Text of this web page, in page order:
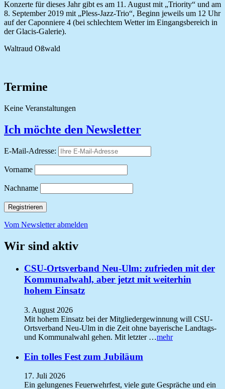
Konzerte für dieses Jahr gibt es am 11. August mit „Triority“ und am
8. September 2019 mit „Pless-Jazz-Trio“, Beginn jeweils um 12 Uhr
auf der Caponniere 4 (bei schlechtem Wetter im Eingangsbereich in
der Glacis-Galerie).
Waltraud Oßwald
Termine
Keine Veranstaltungen
Ich möchte den Newsletter
E-Mail-Adresse:
Vorname
Nachname
Vom Newsletter abmelden
Wir sind aktiv
CSU-Ortsverband Neu-Ulm: zufrieden mit der
Kommunalwahl, aber jetzt mit weiterhin
hohem Einsatz
3. August 2026
Mit hohem Einsatz bei der Mitgliedergewinnung will CSU-
Ortsverband Neu-Ulm in die Zeit ohne bayerische Landtags-
und Kommunalwahl gehen. Mit letzter …mehr
Ein tolles Fest zum Jubiläum
17. Juli 2026
Ein gelungenes Feuerwehrfest, viele gute Gespräche und ein